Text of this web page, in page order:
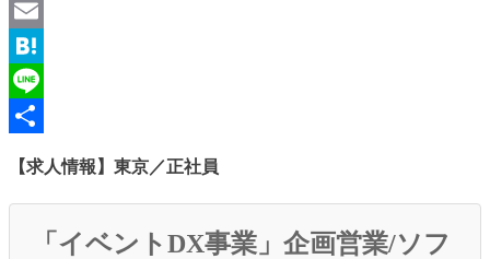
Twitter
Email
Hatena
Line
【求人情報】東京／正社員
「イベントDX事業」企画営業/ソフ